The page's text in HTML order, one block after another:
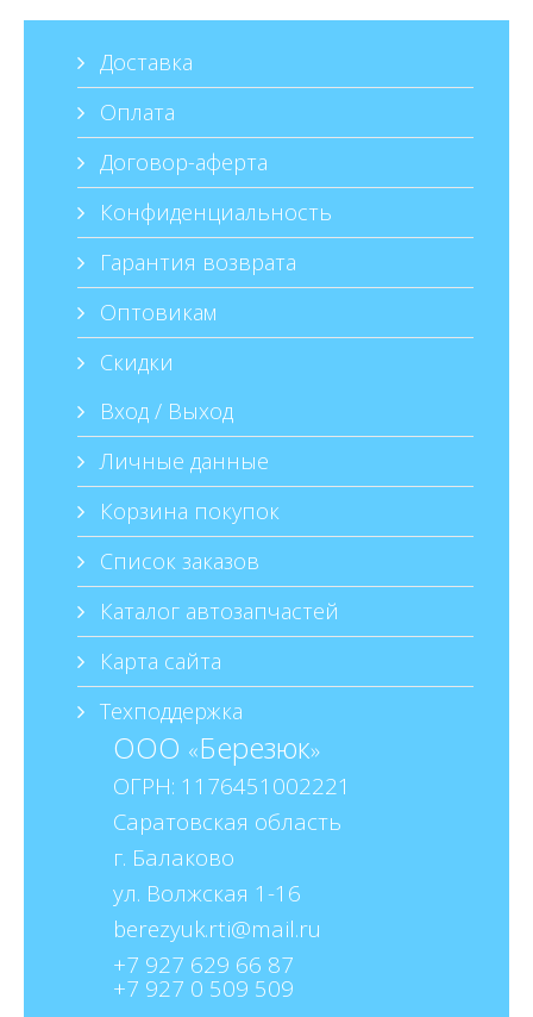
Доставка
Оплата
Договор-аферта
Конфиденциальность
Гарантия возврата
Оптовикам
Скидки
Вход / Выход
Личные данные
Корзина покупок
Список заказов
Каталог автозапчастей
Карта сайта
Техподдержка
ООО «Березюк»
ОГРН: 1176451002221
Саратовская область
г. Балаково
ул. Волжская 1-16
+7 927 629 66 87
+7 927 0 509 509